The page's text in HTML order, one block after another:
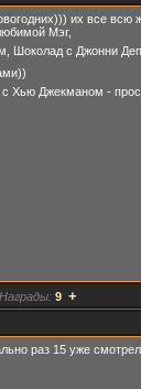
их все всю
Мэг,
с Джонни
Хью Джекманом -
Награды: 9 +
раз 15 уже